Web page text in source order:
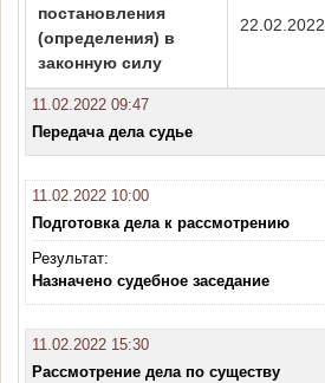
постановления
(определения) в
законную силу
22.02.2022
11.02.2022 09:47
Передача дела судье
11.02.2022 10:00
Подготовка дела к рассмотрению
Результат:
Назначено судебное заседание
11.02.2022 15:30
Рассмотрение дела по существу